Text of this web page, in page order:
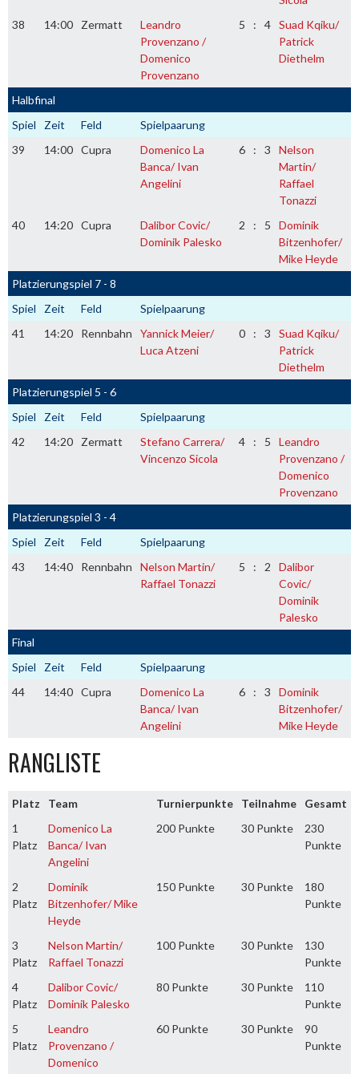
38
14:00 Zermatt
Leandro
Provenzano /
Domenico
Provenzano
5 : 4 Suad Kqiku/
Patrick
Diethelm
Halbfinal
Spiel
Zeit Feld
Spielpaarung
39
14:00 Cupra
Domenico La
Banca/ Ivan
Angelini
6 : 3
Nelson
Martin/
Raffael
Tonazzi
40
14:20 Cupra
Dalibor Covic/
Dominik Palesko
2 : 5
Dominik
Bitzenhofer/
Mike Heyde
Platzierungspiel 7 - 8
Spiel
Zeit Feld
Spielpaarung
41
14:20 Rennbahn
Yannick Meier/
Luca Atzeni
0 : 3
Suad Kqiku/
Patrick
Diethelm
Platzierungspiel 5 - 6
Spiel
Zeit Feld
Spielpaarung
42
14:20 Zermatt
Stefano Carrera/
Vincenzo Sicola
4 : 5
Leandro
Provenzano /
Domenico
Provenzano
Platzierungspiel 3 - 4
Spiel
Zeit Feld
Spielpaarung
43
14:40 Rennbahn
Nelson Martin/
Raffael Tonazzi
5 : 2
Dalibor
Covic/
Dominik
Palesko
Final
Spiel
Zeit Feld
Spielpaarung
44
14:40 Cupra
Domenico La
Banca/ Ivan
Angelini
6 : 3
Dominik
Bitzenhofer/
Mike Heyde
RANGLISTE
Platz Team Turnierpunkte Teilnahme
Gesamt
1
Platz
Domenico La
Banca/ Ivan
Angelini
200 Punkte 30 Punkte
230
Punkte
2
Platz
Dominik
Bitzenhofer/ Mike
Heyde
150 Punkte 30 Punkte
180
Punkte
3
Platz
Nelson Martin/
Raffael Tonazzi
100 Punkte 30 Punkte
130
Punkte
4
Platz
Dalibor Covic/
Dominik Palesko
80 Punkte 30 Punkte
110
Punkte
5
Platz
Leandro
Provenzano /
Domenico
60 Punkte 30 Punkte
90
Punkte